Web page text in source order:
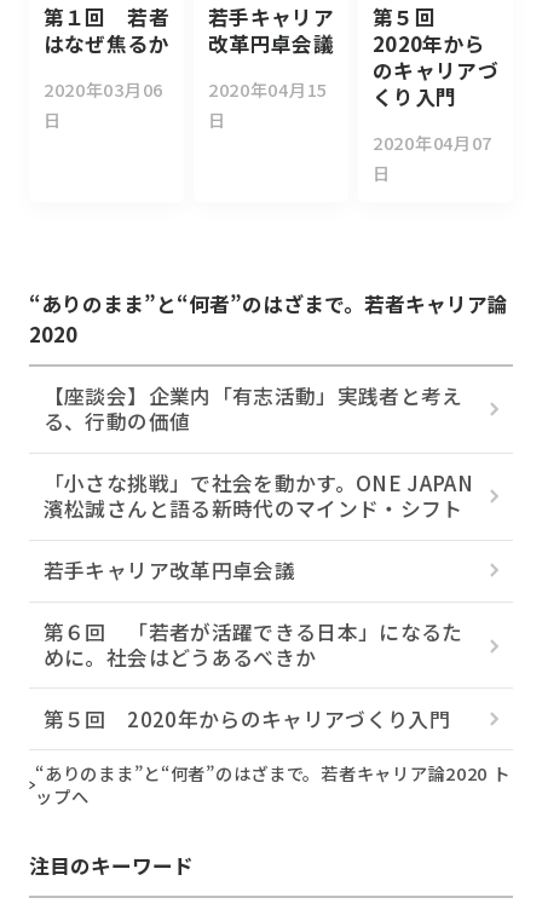
第１回 若者
はなぜ焦るか
2020年03月06
日
若手キャリア
改革円卓会議
2020年04月15
日
第５回
2020年から
のキャリアづ
くり入門
2020年04月07
日
“ありのまま”と“何者”のはざまで。若者キャリア論
2020
【座談会】企業内「有志活動」実践者と考え
る、行動の価値
「小さな挑戦」で社会を動かす。ONE JAPAN
濱松誠さんと語る新時代のマインド・シフト
若手キャリア改革円卓会議
第６回 「若者が活躍できる日本」になるた
めに。社会はどうあるべきか
第５回 2020年からのキャリアづくり入門
“ありのまま”と“何者”のはざまで。若者キャリア論2020 ト
ップへ
注目のキーワード